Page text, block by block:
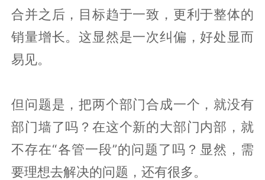
合并之后，目标趋于一致，更利于整体的
销量增长。这显然是一次纠偏，好处显而
易见。
但问题是，把两个部门合成一个，就没有
部门墙了吗？在这个新的大部门内部，就
不存在“各管一段”的问题了吗？显然，需
要理想去解决的问题，还有很多。